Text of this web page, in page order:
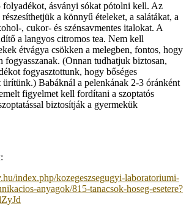
folyadékot, ásványi sókat pótolni kell. Az
a könnyű ételeket, a salátákat, a
, cukor- és szénsavmentes italokat. A
a langyos citromos tea. Nem kell
étvágya csökken a melegben, fontos, hogy
fogyasszanak. (Onnan tudhatjuk biztosan,
fogyasztottunk, hogy bőséges
ürítünk.) Babáknál a pelenkának 2-3 óránként
figyelmet kell fordítani a szoptatós
biztosítják a gyermekük
index.php/kozegeszsegugyi-laboratoriumi-
anyagok/815-tanacsok-hoseg-esetere?